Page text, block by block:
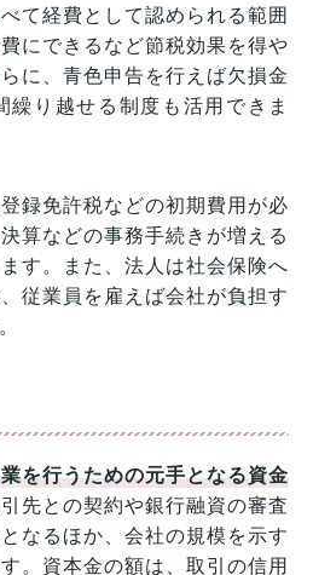
て経費として認められる範囲
にできるなど節税効果を得や
に、青色申告を行えば欠損金
繰り越せる制度も活用できま
録免許税などの初期費用が必
算などの事務手続きが増える
す。また、法人は社会保険へ
従業員を雇えば会社が負担す
を行うための元手となる資金
先との契約や銀行融資の審査
なるほか、会社の規模を示す
。資本金の額は、取引の信用